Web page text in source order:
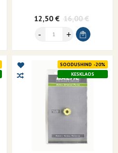
12,50 € 16,00 €
SOODUSHIND -20%
KESKLAOS